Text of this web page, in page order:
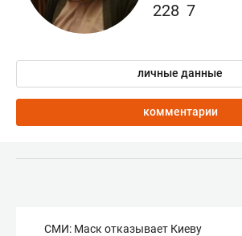
228 7
личные данные
комментарии
СМИ: Маск отказывает Киеву